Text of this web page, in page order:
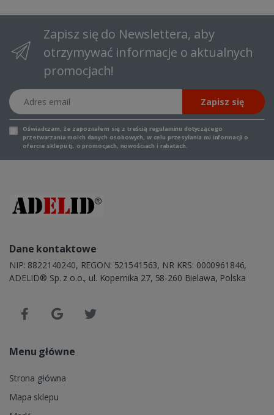
Zapisz się do Newslettera, aby
otrzymywać informacje o aktualnych
promocjach!
Adres email
Zapisz się
Oświadczam, że zapoznałem się z treścią regulaminu dotyczącego
przetwarzania moich danych osobowych, w celu przesyłania mi informacji o
ofercie sklepu tj. o promocjach, nowościach i rabatach.
Dane kontaktowe
NIP: 8822140240, REGON: 521541563, NR KRS: 0000961846,
ADELID® Sp. z o.o., ul. Kopernika 27, 58-260 Bielawa, Polska
Menu główne
Strona główna
Mapa sklepu